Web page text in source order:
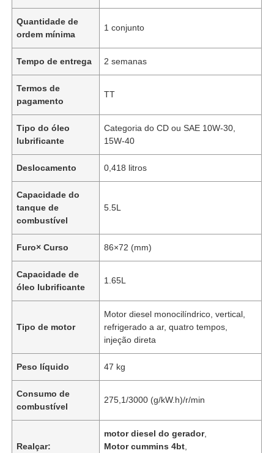
Quantidade de
ordem mínima
1 conjunto
Tempo de entrega 2 semanas
Termos de
pagamento
TT
Tipo do óleo
lubrificante
Categoria do CD ou SAE 10W-30,
15W-40
Deslocamento 0,418 litros
Capacidade do
tanque de
combustível
5.5L
Furo× Curso 86×72 (mm)
Capacidade de
óleo lubrificante
1.65L
Tipo de motor
Motor diesel monocilíndrico, vertical,
refrigerado a ar, quatro tempos,
injeção direta
Peso líquido 47 kg
Consumo de
combustível
275,1/3000 (g/kW.h)/r/min
Realçar:
motor diesel do gerador,
Motor cummins 4bt